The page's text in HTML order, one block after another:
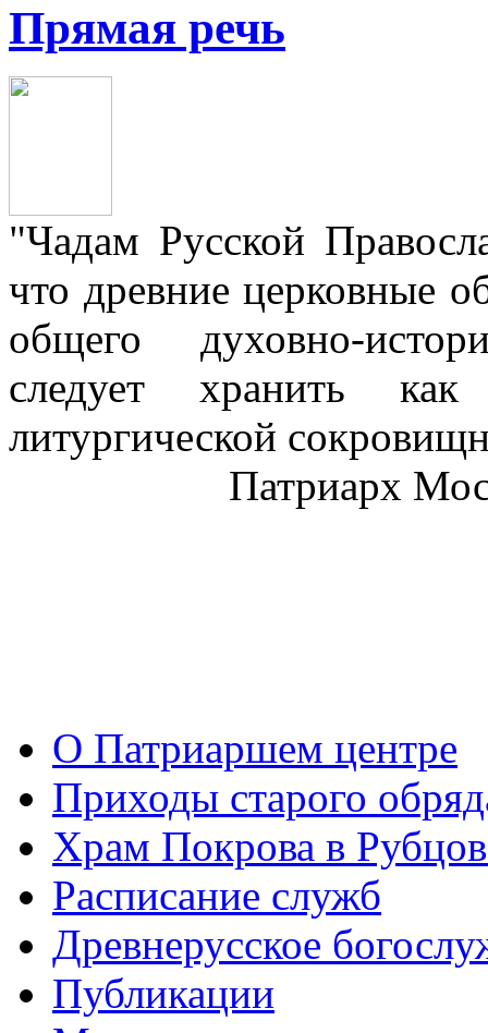
Прямая речь
"Чадам Русской
что древние церковные
общего духовно-
следует хранить
литургической
Патриарх
О Патриаршем центре
Приходы старого
Храм Покрова в
Расписание служб
Древнерусское
Публикации